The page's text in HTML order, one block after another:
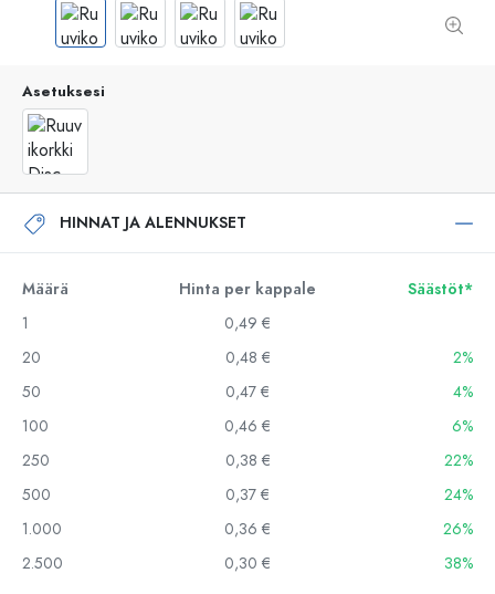
Asetuksesi
HINNAT JA ALENNUKSET
Määrä Hinta per kappale
Säästöt*
1
0,49 €
20
0,48 €
2%
50
0,47 €
4%
100
0,46 €
6%
250
0,38 €
22%
500
0,37 €
24%
1.000
0,36 €
26%
2.500
0,30 € 38%